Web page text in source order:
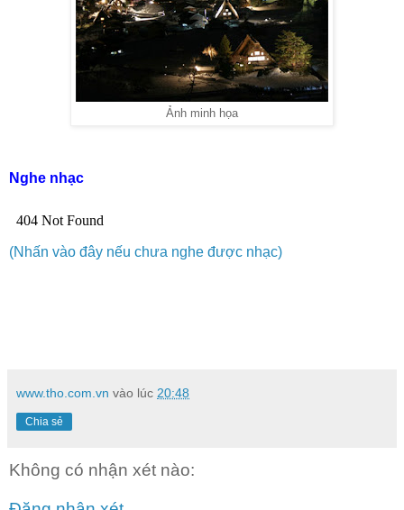
Ảnh minh họa
Nghe nhạc
(Nhấn vào đây nếu chưa nghe được nhạc)
www.tho.com.vn vào lúc 20:48
Chia sẻ
Không có nhận xét nào: